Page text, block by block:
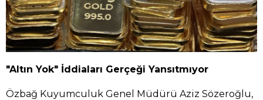
"Altın Yok" İddiaları Gerçeği Yansıtmıyor
Özbağ Kuyumculuk Genel Müdürü Aziz Sözeroğlu,